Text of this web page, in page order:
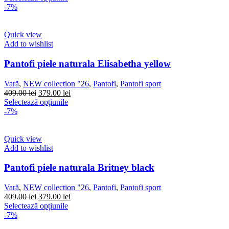
produsului.
pot
fi
alese
în
pagina
produsului.
-7%
Quick view
Add to wishlist
Pantofi piele naturala Elisabetha yellow
Vară, NEW collection "26, Pantofi, Pantofi sport
409.00lei Prețul
inițial
379.00 lei
Selectează opțiunileAcest
pot
alese
în
pagina
produsului.
-7%
Quick view
Add to wishlist
Pantofi piele naturala Britney black
Vară, NEW collection "26, Pantofi, Pantofi sport
409.00lei Prețul
inițial
379.00 lei
Selectează opțiunileAcest
-7%